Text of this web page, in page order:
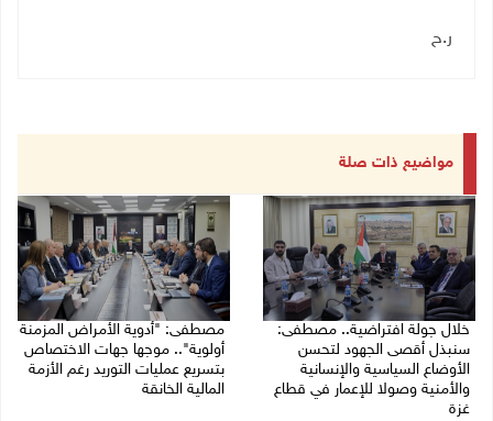
ر.ح
مواضيع ذات صلة
خلال جولة افتراضية.. مصطفى:
سنبذل أقصى الجهود لتحسن
الأوضاع السياسية والإنسانية
والأمنية وصولا للإعمار في قطاع
غزة
مصطفى: "أدوية الأمراض المزمنة
أولوية".. موجها جهات الاختصاص
بتسريع عمليات التوريد رغم الأزمة
المالية الخانقة